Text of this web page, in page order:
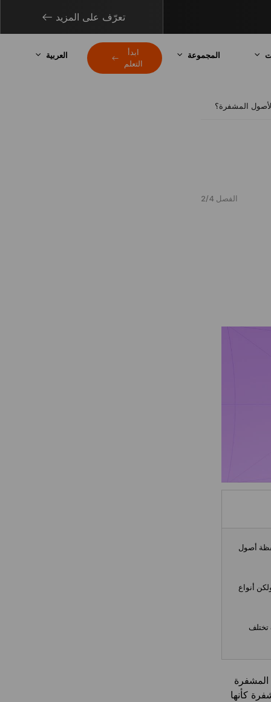
تعرّف على المزيد
المجموعة
ابدأ
التعلم
العربية
المشفرة؟
الفصل 2/4
مع ويب 3، فستحتاج إلى محفظة أصول
أنواع
كأنها